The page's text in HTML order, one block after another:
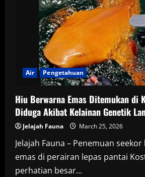
Air Pengetahuan
Hiu Berwarna Emas Ditemukan di
Diduga Akibat Kelainan Genetik
Jelajah Fauna March 25, 2026
Jelajah Fauna – Penemuan
emas di perairan lepas pantai
perhatian besar...